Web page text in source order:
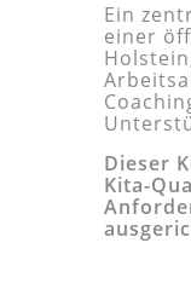
Ein
einer
Dieser
Kita-